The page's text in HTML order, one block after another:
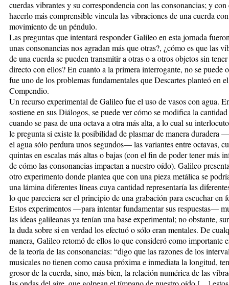
cuerdas vibrantes y su correspondencia con las consonancias; y con
hacerlo más comprensible vincula las vibraciones de una cuerda
movimiento de un péndulo.
Las preguntas que intentará responder Galileo en esta jornada
unas consonancias nos agradan más que otras?, ¿cómo es que las
de una cuerda se pueden transmitir a otras o a otros objetos sin
directo con ellos? En cuanto a la primera interrogante, no se puede
fue uno de los problemas fundamentales que Descartes planteó en el
Compendio.
Un recurso experimental de Galileo fue el uso de vasos con agua.
sostiene en sus Diálogos, se puede ver cómo se modifica la
cuando se pasa de una octava a otra más alta, a lo cual su
le pregunta si existe la posibilidad de plasmar de manera duradera
el agua sólo perdura unos segundos— las variantes entre octavas,
quintas en escalas más altas o bajas (con el fin de poder tener más
de cómo las consonancias impactan a nuestro oído). Galileo
otro experimento donde plantea que con una pieza metálica se
una lámina diferentes líneas cuya cantidad representaría las
lo que pareciera ser el principio de una grabación para escuchar en
Estos experimentos —para intentar fundamentar sus respuestas—
las ideas galileanas ya tenían una base experimental; no obstante,
la duda sobre si en verdad los efectuó o sólo eran mentales. De
manera, Galileo retomó de ellos lo que consideró como importante
de la teoría de las consonancias: “digo que las razones de los
musicales no tienen como causa próxima e inmediata la longitud,
grosor de la cuerda, sino, más bien, la relación numérica de las